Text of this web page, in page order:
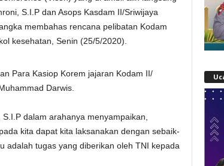
S.I.P dan Asops Kasdam II/Sriwijaya
membahas rencana pelibatan Kodam
kesehatan, Senin (25/5/2020).
Para Kasiop Korem jajaran Kodam II/
Darwis.
dalam arahanya menyampaikan,
kita dapat kita laksanakan dengan sebaik-
adalah tugas yang diberikan oleh TNI kepada